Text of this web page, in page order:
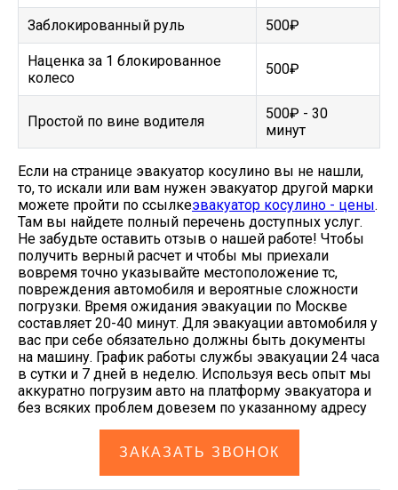
Заблокированный руль 500₽
Наценка за 1 блокированное
колесо
500₽
Простой по вине водителя
500₽ - 30
минут
Если на странице эвакуатор косулино вы не нашли,
то, то искали или вам нужен эвакуатор другой марки
можете пройти по ссылкеэвакуатор косулино - цены.
Там вы найдете полный перечень доступных услуг.
Не забудьте оставить отзыв о нашей работе! Чтобы
получить верный расчет и чтобы мы приехали
вовремя точно указывайте местоположение тс,
повреждения автомобиля и вероятные сложности
погрузки. Время ожидания эвакуации по Москве
составляет 20-40 минут. Для эвакуации автомобиля у
вас при себе обязательно должны быть документы
на машину. График работы службы эвакуации 24 часа
в сутки и 7 дней в неделю. Используя весь опыт мы
аккуратно погрузим авто на платформу эвакуатора и
без всяких проблем довезем по указанному адресу
ЗАКАЗАТЬ ЗВОНОК